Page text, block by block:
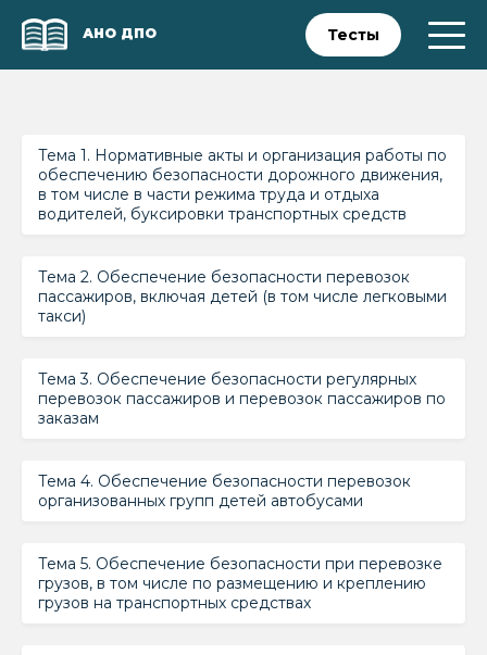
АНО ДПО Тесты
Тема 1. Нормативные акты и организация работы по
обеспечению безопасности дорожного движения,
в том числе в части режима труда и отдыха
водителей, буксировки транспортных средств
Тема 2. Обеспечение безопасности перевозок
пассажиров, включая детей (в том числе легковыми
такси)
Тема 3. Обеспечение безопасности регулярных
перевозок пассажиров и перевозок пассажиров по
заказам
Тема 4. Обеспечение безопасности перевозок
организованных групп детей автобусами
Тема 5. Обеспечение безопасности при перевозке
грузов, в том числе по размещению и креплению
грузов на транспортных средствах